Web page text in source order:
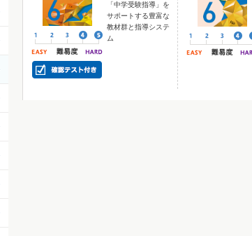
「中学受験指導」を
サポートする豊富な
教材群と指導システ
ム